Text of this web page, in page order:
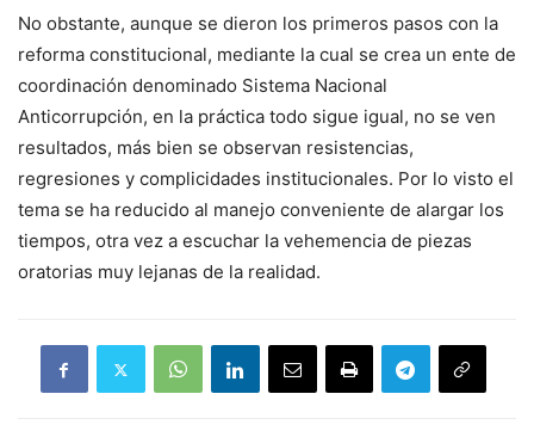
No obstante, aunque se dieron los primeros pasos con la
reforma constitucional, mediante la cual se crea un ente de
coordinación denominado Sistema Nacional
Anticorrupción, en la práctica todo sigue igual, no se ven
resultados, más bien se observan resistencias,
regresiones y complicidades institucionales. Por lo visto el
tema se ha reducido al manejo conveniente de alargar los
tiempos, otra vez a escuchar la vehemencia de piezas
oratorias muy lejanas de la realidad.